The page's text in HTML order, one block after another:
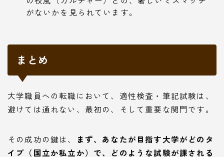
がないかを見られています。
まとめ
大学職員への転職において、適性検査・筆記試験は、
避けては通れない、最初の、そして重要な関門です。
その成功の鍵は、
まず、あなたが目指す大学がどのタ
イプ（国立か私立か）で、どのような試験が課される